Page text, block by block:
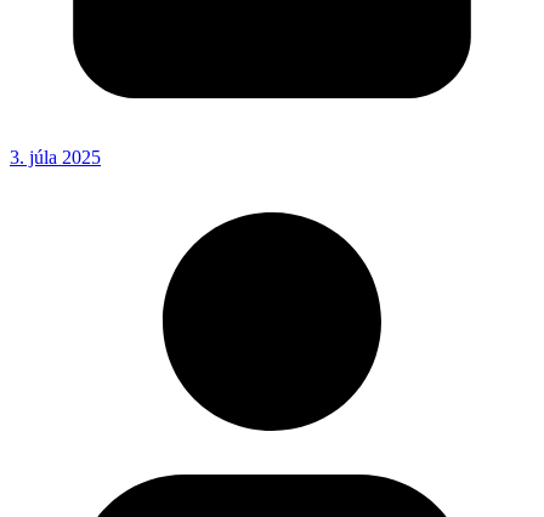
3. júla 2025